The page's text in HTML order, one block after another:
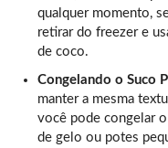
qualquer momento,
retirar do freezer e
de coco.
Congelando o Suco
manter a mesma
você pode congelar o
de gelo ou potes